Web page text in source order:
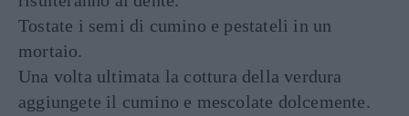
Tostate i semi di cumino e pestateli in un
mortaio.
Una volta ultimata la cottura della verdura
aggiungete il cumino e mescolate dolcemente.